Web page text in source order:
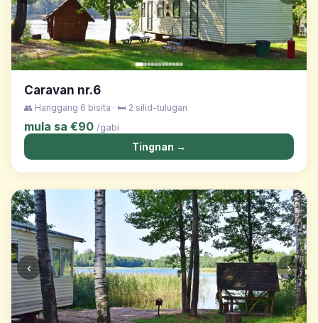
Caravan nr.6
👥 Hanggang 6 bisita · 🛏️ 2 silid-tulugan
mula sa €90 /gabi
Tingnan →
‹ ›